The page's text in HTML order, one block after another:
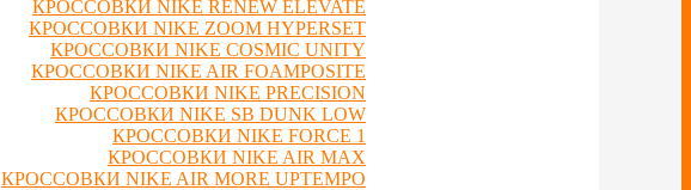
КРОССОВКИ NIKE RENEW ELEVATE
КРОССОВКИ NIKE ZOOM HYPERSET
КРОССОВКИ NIKE COSMIC UNITY
КРОССОВКИ NIKE AIR FOAMPOSITE
КРОССОВКИ NIKE PRECISION
КРОССОВКИ NIKE SB DUNK LOW
КРОССОВКИ NIKE FORCE 1
КРОССОВКИ NIKE AIR MAX
КРОССОВКИ NIKE AIR MORE UPTEMPO